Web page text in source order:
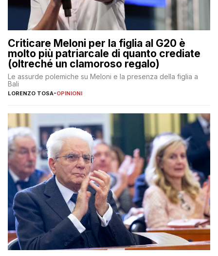
Criticare Meloni per la figlia al G20 è
molto più patriarcale di quanto crediate
(oltreché un clamoroso regalo)
Le assurde polemiche su Meloni e la presenza della figlia a
Bali
LORENZO TOSA-OPINIONI